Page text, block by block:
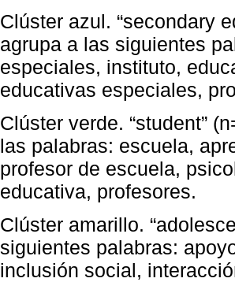
Clúster azul. “secondary
agrupa a las siguientes
especiales, instituto,
educativas especiales,
Clúster verde. “student”
las palabras: escuela,
profesor de escuela,
educativa, profesores.
Clúster amarillo.
siguientes palabras:
inclusión social,